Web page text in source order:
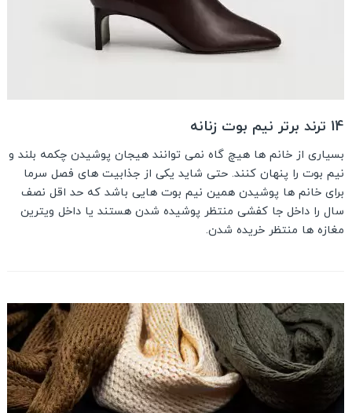
14 ترند برتر نیم بوت زنانه
بسیاری از خانم ها هیچ گاه نمی توانند هیجان پوشیدن چکمه بلند و
نیم بوت را پنهان کنند. حتی شاید یکی از جذابیت های فصل سرما
برای خانم ها پوشیدن همین نیم بوت هایی باشد که حد اقل نصف
سال را داخل جا کفشی منتظر پوشیده شدن هستند یا داخل ویترین
مغازه ها منتظر خریده شدن.